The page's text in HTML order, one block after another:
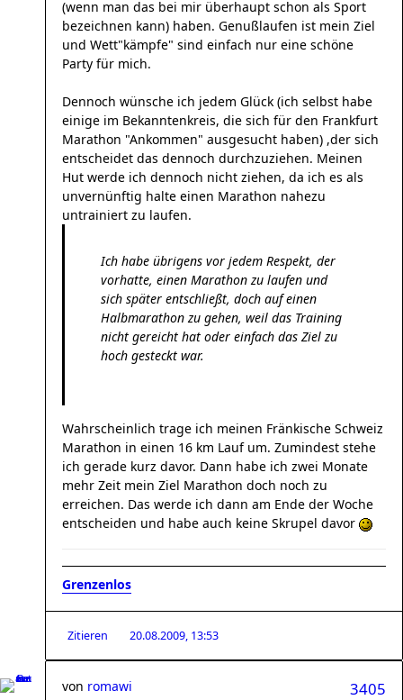
(wenn man das bei mir überhaupt schon als Sport
bezeichnen kann) haben. Genußlaufen ist mein Ziel
und Wett"kämpfe" sind einfach nur eine schöne
Party für mich.
Dennoch wünsche ich jedem Glück (ich selbst habe
einige im Bekanntenkreis, die sich für den Frankfurt
Marathon "Ankommen" ausgesucht haben) ,der sich
entscheidet das dennoch durchzuziehen. Meinen
Hut werde ich dennoch nicht ziehen, da ich es als
unvernünftig halte einen Marathon nahezu
untrainiert zu laufen.
Ich habe übrigens vor jedem Respekt, der
vorhatte, einen Marathon zu laufen und
sich später entschließt, doch auf einen
Halbmarathon zu gehen, weil das Training
nicht gereicht hat oder einfach das Ziel zu
hoch gesteckt war.
Wahrscheinlich trage ich meinen Fränkische Schweiz
Marathon in einen 16 km Lauf um. Zumindest stehe
ich gerade kurz davor. Dann habe ich zwei Monate
mehr Zeit mein Ziel Marathon doch noch zu
erreichen. Das werde ich dann am Ende der Woche
entscheiden und habe auch keine Skrupel davor
Grenzenlos
Zitieren 20.08.2009, 13:53
3405
von romawi